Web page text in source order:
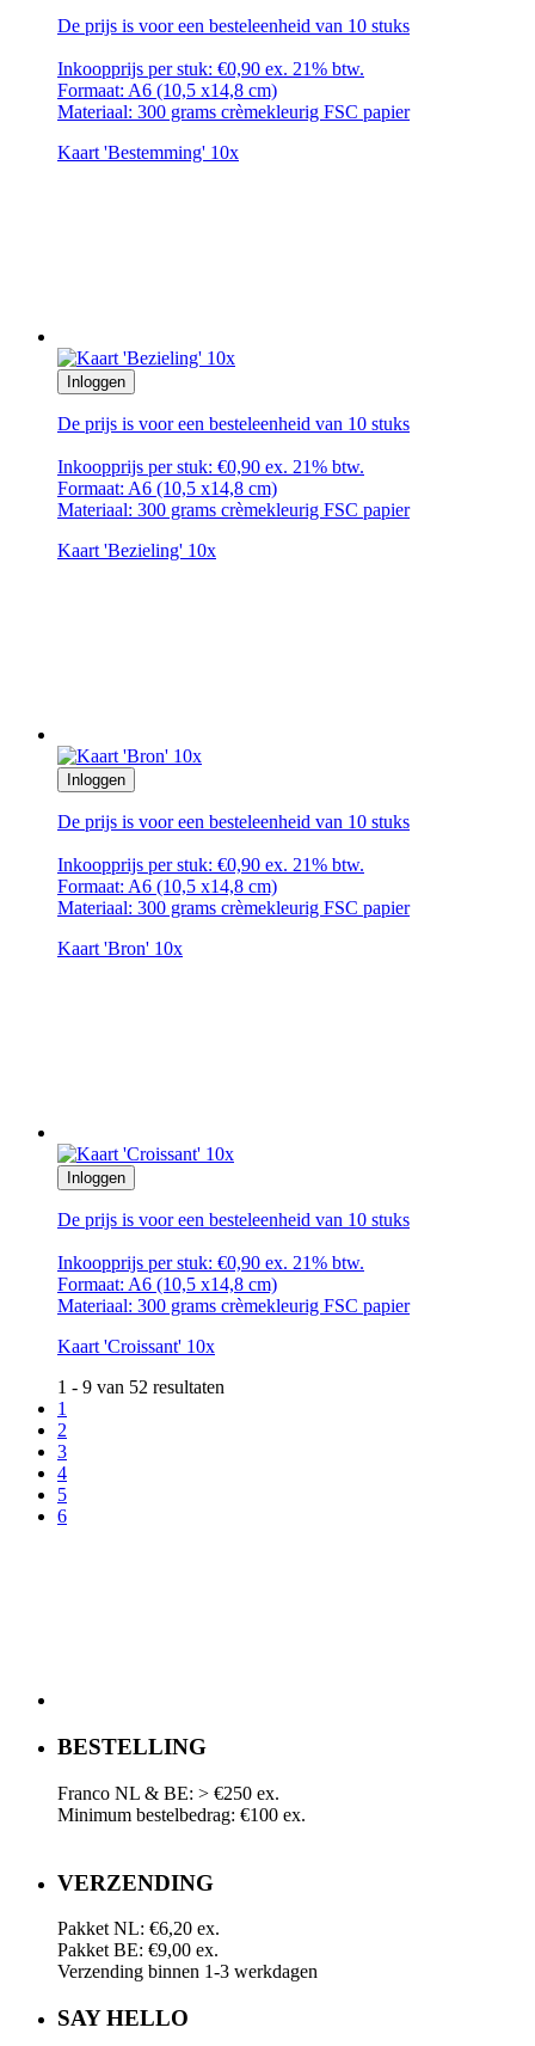
De prijs is voor een besteleenheid van 10 stuks
Inkoopprijs per stuk: €0,90 ex. 21% btw.
Formaat: A6 (10,5 x14,8 cm)
Materiaal: 300 grams crèmekleurig FSC papier
Kaart 'Bestemming' 10x
Inloggen
De prijs is voor een besteleenheid van 10 stuks
Inkoopprijs per stuk: €0,90 ex. 21% btw.
Formaat: A6 (10,5 x14,8 cm)
Materiaal: 300 grams crèmekleurig FSC papier
Kaart 'Bezieling' 10x
Inloggen
De prijs is voor een besteleenheid van 10 stuks
Inkoopprijs per stuk: €0,90 ex. 21% btw.
Formaat: A6 (10,5 x14,8 cm)
Materiaal: 300 grams crèmekleurig FSC papier
Kaart 'Bron' 10x
Inloggen
De prijs is voor een besteleenheid van 10 stuks
Inkoopprijs per stuk: €0,90 ex. 21% btw.
Formaat: A6 (10,5 x14,8 cm)
Materiaal: 300 grams crèmekleurig FSC papier
Kaart 'Croissant' 10x
1 - 9 van 52 resultaten
1
2
3
4
5
6
BESTELLING
Franco NL & BE: > €250 ex.
Minimum bestelbedrag: €100 ex.
VERZENDING
Pakket NL: €6,20 ex.
Pakket BE: €9,00 ex.
Verzending binnen 1-3 werkdagen
SAY HELLO